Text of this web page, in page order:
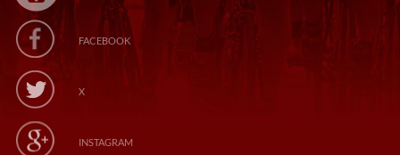
FACEBOOK
X
INSTAGRAM